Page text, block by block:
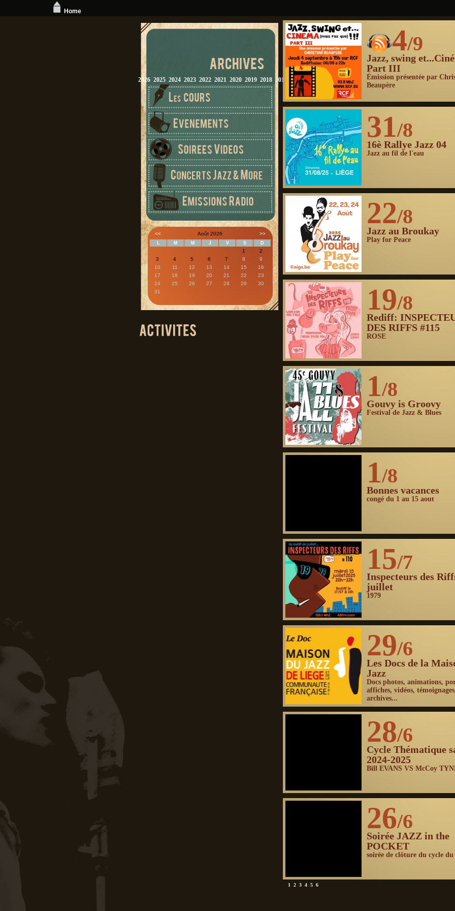
2026 2025 2024 2023 2022 2021 2020 2019 2018 2017 2016 2015 2014 2013 2012
<< Août 2026 >>
L M M J V S D
1
2
3
4 5 6 7 8
9
10
11 12 13 14 15
16
17
18 19 20 21 22
23
24
25 26 27 28 29
30
31
4/9
Jazz, swing
Part III
Émission présentée par
Beaupère
31/8
16è Rallye Jazz 04
Jazz au fil de l'eau
22/8
Jazz au Broukay
Play for Peace
19/8
Rediff:
DES RIFFS #115
ROSE
1/8
Gouvy is Groovy
Festival de Jazz & Blues
1/8
Bonnes vacances
congé du 1 au 15 aout
15/7
Inspecteurs des
juillet
1979
29/6
Les Docs de la
Jazz
Docs photos, animations,
affiches, vidéos,
archives...
28/6
Cycle Thématique
2024-2025
Bill EVANS VS McCoy
26/6
Soirée JAZZ in the
POCKET
soirée de clôture du cycle
1 2 3 4 5 6
Home